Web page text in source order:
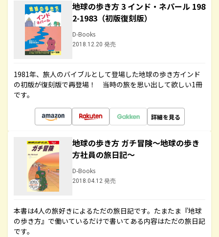
地球の歩き方 3 インド・ネパール 198
2-1983（初版復刻版）
D-Books
2018.12.20 発売
1981年、旅人のバイブルとして登場した地球の歩き方インド
の初版が復刻版で再登場！ 当時の旅を思い出して欲しい1冊
です。
詳細を見る
地球の歩き方 ガチ冒険～地球の歩き
方社員の旅日記～
D-Books
2018.04.12 発売
本書は4人の旅好きによるただの旅日記です。たまたま『地球
の歩き方』で働いているだけで書いてある内容はただの旅日記
です。